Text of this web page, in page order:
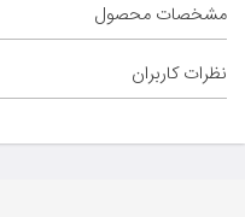
مشخصات محصول
نظرات کاربران